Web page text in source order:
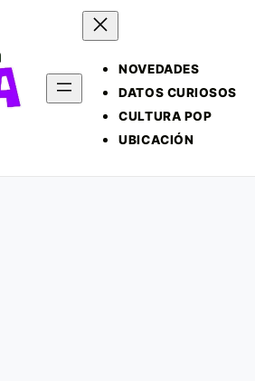
NOVEDADES
DATOS CURIOSOS
CULTURA POP
UBICACIÓN